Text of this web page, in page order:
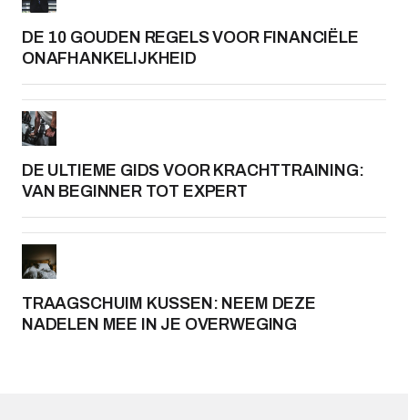
DE 10 GOUDEN REGELS VOOR FINANCIËLE
ONAFHANKELIJKHEID
DE ULTIEME GIDS VOOR KRACHTTRAINING:
VAN BEGINNER TOT EXPERT
TRAAGSCHUIM KUSSEN: NEEM DEZE
NADELEN MEE IN JE OVERWEGING